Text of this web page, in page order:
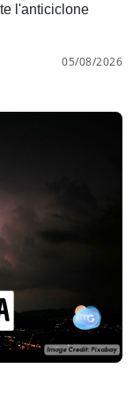
l'anticiclone
05/08/2026